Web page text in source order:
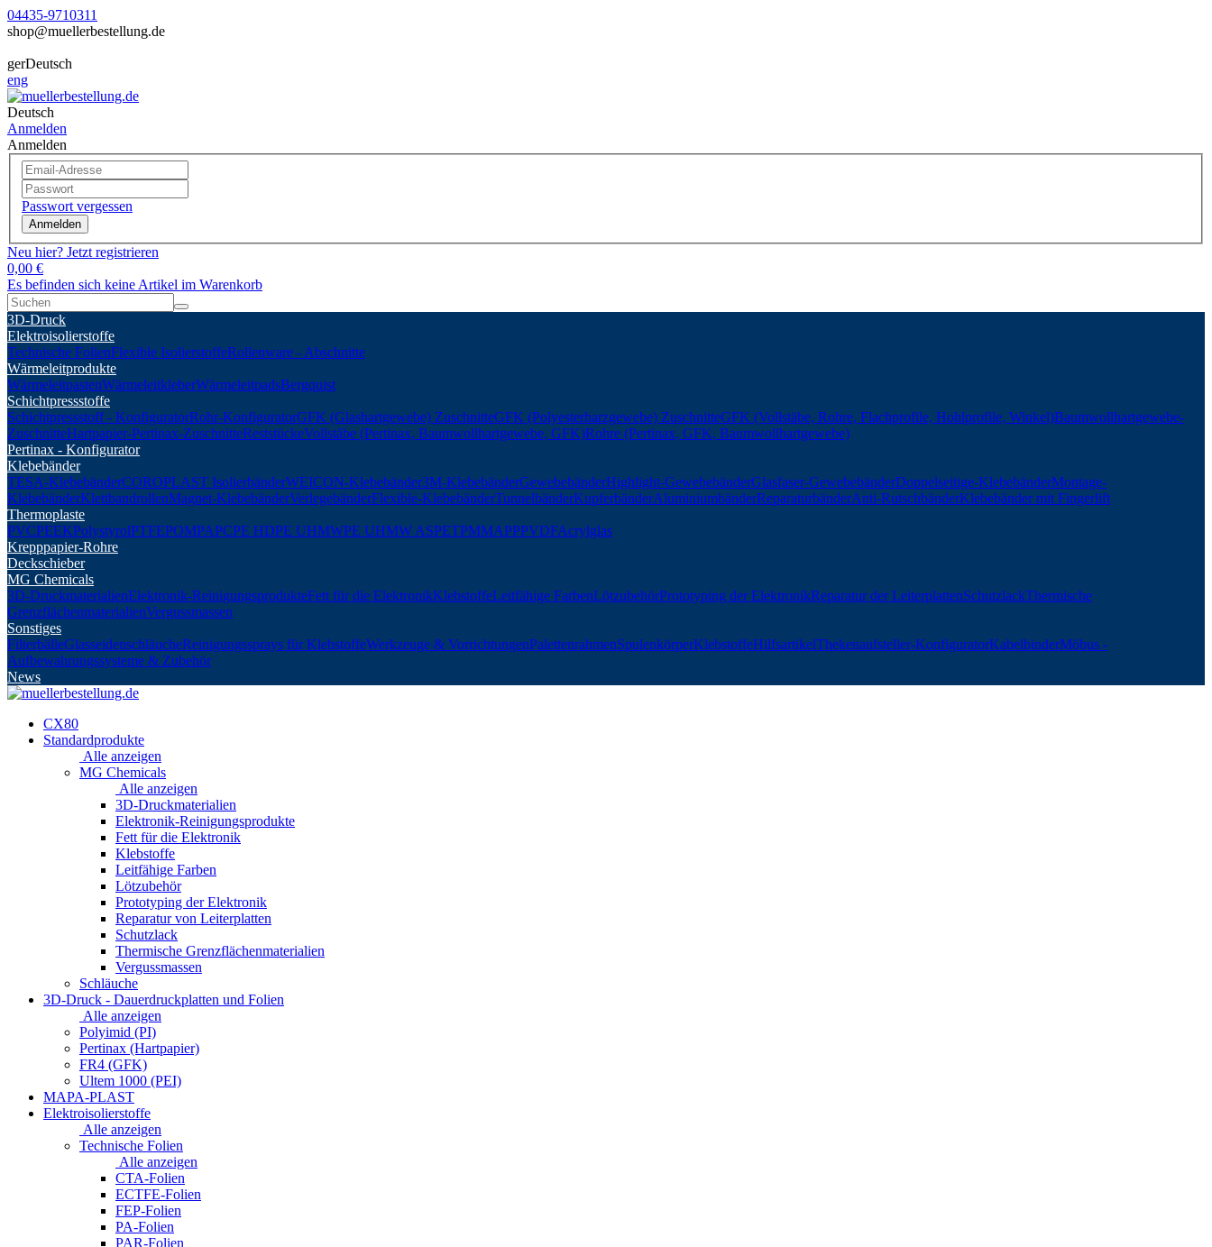
04435-9710311
shop@muellerbestellung.de
gerDeutsch
eng
Deutsch
Anmelden
Anmelden
Passwort vergessen
Anmelden
Neu hier? Jetzt registrieren
0,00 €
Es befinden sich keine Artikel im Warenkorb
3D-Druck
Elektroisolierstoffe
Technische FolienFlexible IsolierstoffeRollenware - Abschnitte
Wärmeleitprodukte
WärmeleitpastenWärmeleitkleberWärmeleitpadsBergquist
Schichtpressstoffe
Schichtpressstoff - KonfiguratorRohr-KonfiguratorGFK (Glashartgewebe) ZuschnitteGFK (Polyesterharzgewebe) ZuschnitteGFK (Vollstäbe, Rohre, Flachprofile, Hohlprofile, Winkel)Baumwollhartgewebe-
ZuschnitteHartpapier-Pertinax-ZuschnitteReststückeVollstäbe (Pertinax, Baumwollhartgewebe, GFK)Rohre (Pertinax, GFK, Baumwollhartgewebe)
Pertinax - Konfigurator
Klebebänder
TESA-KlebebänderCOROPLAST IsolierbänderWEICON-Klebebänder3M-KlebebänderGewebebänderHighlight-GewebebänderGlasfaser-GewebebänderDoppelseitige-KlebebänderMontage-
KlebebänderKlettbandrollenMagnet-KlebebänderVerlegebänderFlexible-KlebebänderTunnelbänderKupferbänderAluminiumbänderReparaturbänderAnti-RutschbänderKlebebänder mit Fingerlift
Thermoplaste
PVCPEEKPolystyrolPTFEPOMPAPCPE HDPE UHMWPE UHMW ASPETPMMAPPPVDFAcrylglas
Krepppapier-Rohre
Deckschieber
MG Chemicals
3D-DruckmaterialienElektronik-ReinigungsprodukteFett für die ElektronikKlebstoffeLeitfähige FarbenLötzubehörPrototyping der ElektronikReparatur der LeiterplattenSchutzlackThermische
GrenzflächenmaterialienVergussmassen
Sonstiges
FilterbälleGlasseidenschläucheReinigungssprays für KlebstoffeWerkzeuge & VorrichtungenPalettenrahmenSpulenkörperKlebstoffeHilfsartikelThekenaufsteller-KonfiguratorKabelbinderMöbus -
Aufbewahrungssysteme & Zubehör
News
CX80
Standardprodukte
Alle anzeigen
MG Chemicals
Alle anzeigen
3D-Druckmaterialien
Elektronik-Reinigungsprodukte
Fett für die Elektronik
Klebstoffe
Leitfähige Farben
Lötzubehör
Prototyping der Elektronik
Reparatur von Leiterplatten
Schutzlack
Thermische Grenzflächenmaterialien
Vergussmassen
Schläuche
3D-Druck - Dauerdruckplatten und Folien
Alle anzeigen
Polyimid (PI)
Pertinax (Hartpapier)
FR4 (GFK)
Ultem 1000 (PEI)
MAPA-PLAST
Elektroisolierstoffe
Alle anzeigen
Technische Folien
Alle anzeigen
CTA-Folien
ECTFE-Folien
FEP-Folien
PA-Folien
PAR-Folien